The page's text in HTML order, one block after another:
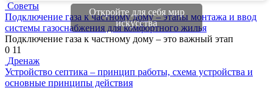
Откройте для себя мир
искусства
Советы
Подключение газа к частному дому – этапы монтажа и ввод
системы газоснабжения для комфортного жилья
Подключение газа к частному дому – это важный этап
0 11
Дренаж
Устройство септика – принцип работы, схема устройства и
основные принципы действия